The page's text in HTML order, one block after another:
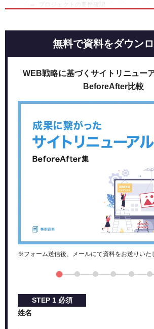
プロジェクトの要件確認
スケジュール確認
質疑応答
社内メンバーとの制作キックオフ
プロジェクトの要件確認
制作の目的とビジネス理解
スケジュール確認
制作依頼側の確認リスト
原稿準備、素材集め
見積もりに含まれる内容の確認
無料で資料をダウン
※フォーム送信後、メールにて資料をお送りいた
WEB戦略に基づくサイトリニュー
BeforeAfter比較
STEP 1 必須
姓名